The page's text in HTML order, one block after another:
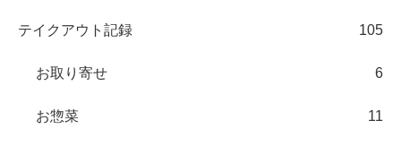
テイクアウト記録 105
お取り寄せ 6
お惣菜 11